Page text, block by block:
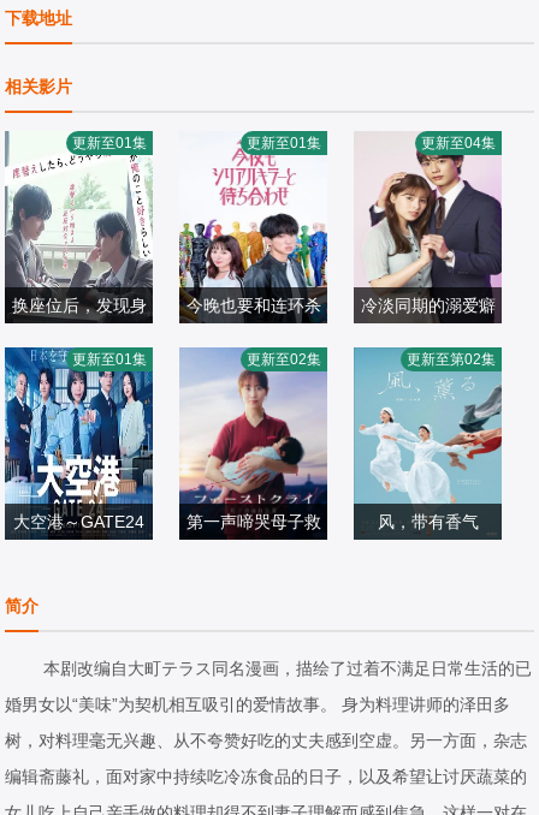
下载地址
相关影片
换座位后，发现身
我
日本剧
2026/日本
更新至01集
今晚也要和连环杀
日本剧
2026/日本
更新至01集
冷淡同期的溺爱癖
泰也,小栗有以,京
典和玖,半田周平
日本剧
2026/日本
更新至04集
大空港～GATE24
日本剧
2026/日本
更新至01集
第一声啼哭母子救
2026/日本
更新至02集
风，带有香气
海,小林隆,小林虎
之介,津崎史郎,岩
瀬顕子,三浦贵大,
根岸季衣,大岛美
幸,义达祐未,たく
や,原田泰造,北村
2026/日本
更新至第02集
简介
本剧改编自大町テラス同名漫画，描绘了过着不满足日常生活的已
婚男女以“美味”为契机相互吸引的爱情故事。 身为料理讲师的泽田多
树，对料理毫无兴趣、从不夸赞好吃的丈夫感到空虚。另一方面，杂志
编辑斋藤礼，面对家中持续吃冷冻食品的日子，以及希望让讨厌蔬菜的